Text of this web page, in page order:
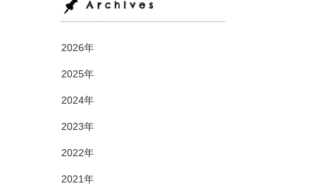
Archives
2026年
2025年
2024年
2023年
2022年
2021年